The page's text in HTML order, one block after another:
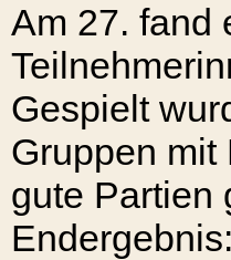
Am 27. fand
Gespielt
Gruppen
gute Partien
Endergebnis: